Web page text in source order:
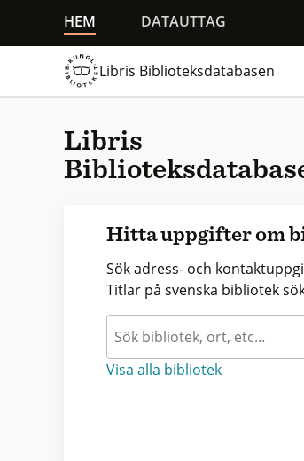
HEM DATAUTTAG
Libris Biblioteksdatabasen
Libris
Hitta uppgifter om
Sök adress- och
Titlar på svenska bibliotek
Visa alla bibliotek